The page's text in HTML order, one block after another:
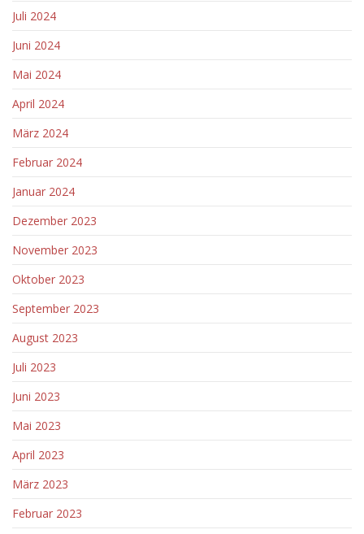
Juli 2024
Juni 2024
Mai 2024
April 2024
März 2024
Februar 2024
Januar 2024
Dezember 2023
November 2023
Oktober 2023
September 2023
August 2023
Juli 2023
Juni 2023
Mai 2023
April 2023
März 2023
Februar 2023